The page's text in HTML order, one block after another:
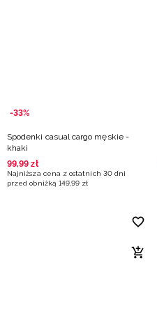
-33%
Spodenki casual cargo męskie -
khaki
99,99 zł
Najniższa cena z ostatnich 30 dni
przed obniżką 149,99 zł